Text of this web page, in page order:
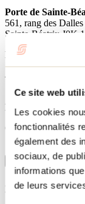
Ce site web
Les cookies
fonctionnalités
également des
sociaux, de
informations
de leurs
Porte de Sainte-
561, rang des Dalles
Sainte-Béatrix J0K
Porte de Saint-
440, rang Sainte-
Saint-Jean-de-Matha,
Porte de Sainte-
60, Champs Vallon
Sainte-Mélanie,
Afficher plus
information